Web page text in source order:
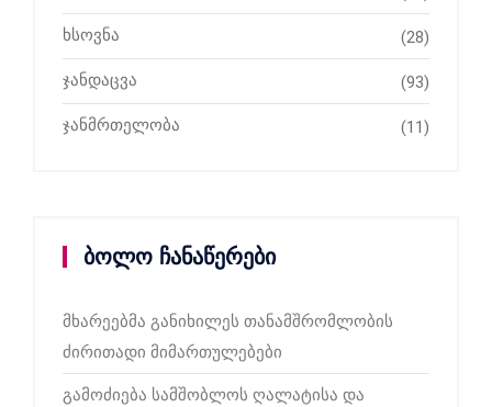
ხსოვნა (28)
ჯანდაცვა (93)
ჯანმრთელობა (11)
ბოლო ჩანაწერები
მხარეებმა განიხილეს თანამშრომლობის
ძირითადი მიმართულებები
გამოძიება სამშობლოს ღალატისა და